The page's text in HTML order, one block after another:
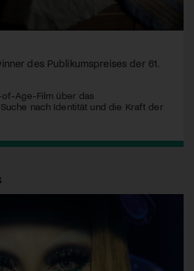
des Publikumspreises der 61.
Age-Film über das
nach Identität und die Kraft der